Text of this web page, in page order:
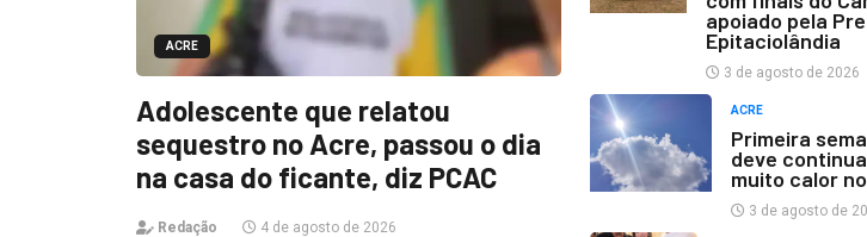
ACRE
Adolescente que relatou
sequestro no Acre, passou o dia
na casa do ficante, diz PCAC
Redação 4 de agosto de 2026
apoiado pela
Epitaciolândia
3 de agosto de 2026
ACRE
Primeira
deve
muito calor
3 de agosto de